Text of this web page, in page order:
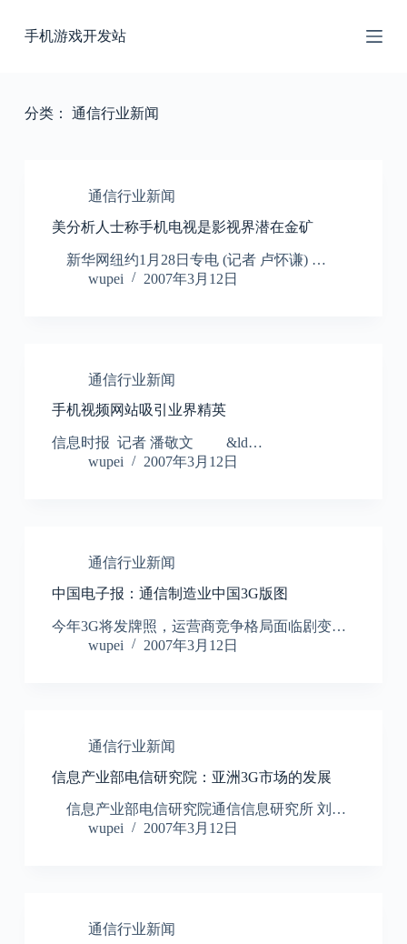
过
手机游戏开发站
分类： 通信行业新闻
通信行业新闻
美分析人士称手机电视是影视界潜在金矿
新华网纽约1月28日专电 (记者 卢怀谦) …
wupei
2007年3月12日
通信行业新闻
手机视频网站吸引业界精英
信息时报 记者 潘敬文 &ld…
wupei
2007年3月12日
通信行业新闻
中国电子报：通信制造业中国3G版图
今年3G将发牌照，运营商竞争格局面临剧变…
wupei
2007年3月12日
通信行业新闻
信息产业部电信研究院：亚洲3G市场的发展
信息产业部电信研究院通信信息研究所 刘…
wupei
2007年3月12日
通信行业新闻